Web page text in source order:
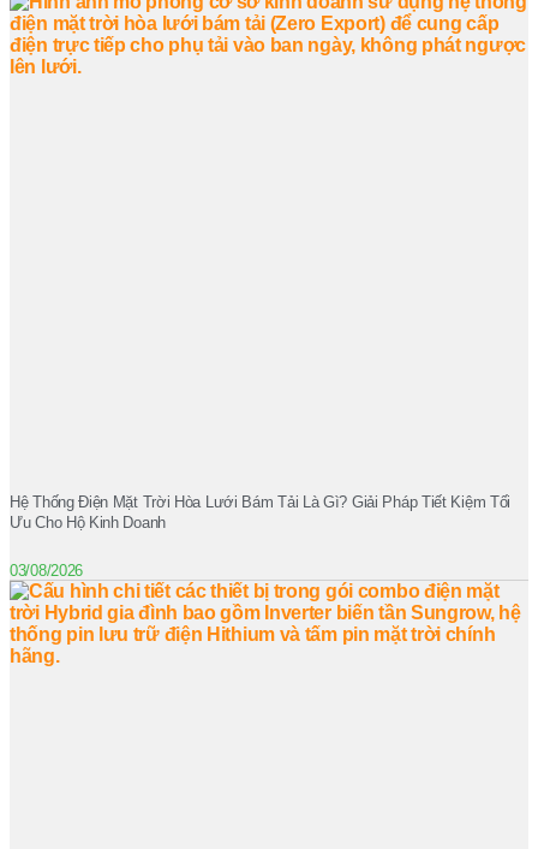
Hệ Thống Điện Mặt Trời Hòa Lưới Bám Tải Là Gì? Giải Pháp Tiết Kiệm Tối
Ưu Cho Hộ Kinh Doanh
03/08/2026